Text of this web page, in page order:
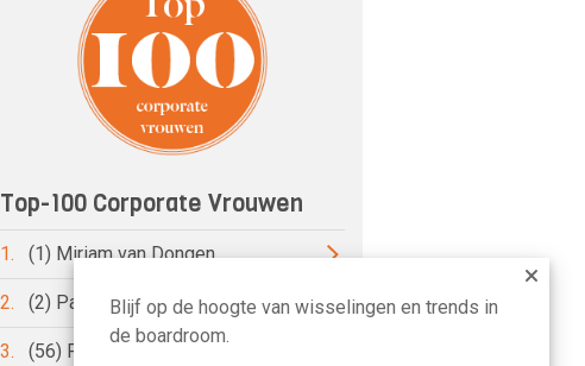
Top-100 Corporate Vrouwen
1. (1) Miriam van Dongen
2. (2) Pauline van der Meer Mohr
3. (56) Petri Hofsté
Blijf op de hoogte van wisselingen en trends in
de boardroom.